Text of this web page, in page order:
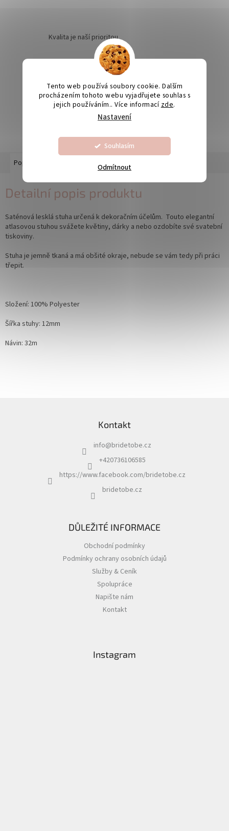
Tento web používá soubory cookie. Dalším
procházením tohoto webu vyjadřujete souhlas s
jejich používáním.. Více informací zde.
Nastavení
Odmítnout
Souhlasím
Kvalita je naší prioritou
Odesíláme na Slovensko
Výroba svatebních oznámení 5-10 dnů
Popis
Detailní popis produktu
Saténová lesklá stuha určená k dekoračním účelům. Touto elegantní
atlasovou stuhou svážete květiny, dárky a nebo ozdobíte své svatební
tiskoviny.
Stuha je jemně tkaná a má obšité okraje, nebude se vám tedy při práci
třepit.
Složení: 100% Polyester
Šířka stuhy: 12mm
Návin: 32m
Kontakt
info@bridetobe.cz
+420736106585
https://www.facebook.com/bridetobe.cz
bridetobe.cz
DŮLEŽITÉ INFORMACE
Obchodní podmínky
Podmínky ochrany osobních údajů
Služby & Ceník
Spolupráce
Napište nám
Kontakt
Instagram